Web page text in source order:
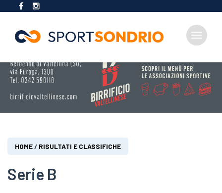
al
contenuto
Toggle
Tu
qui
HOME/ RISULTATI E CLASSIFICHE
Serie B